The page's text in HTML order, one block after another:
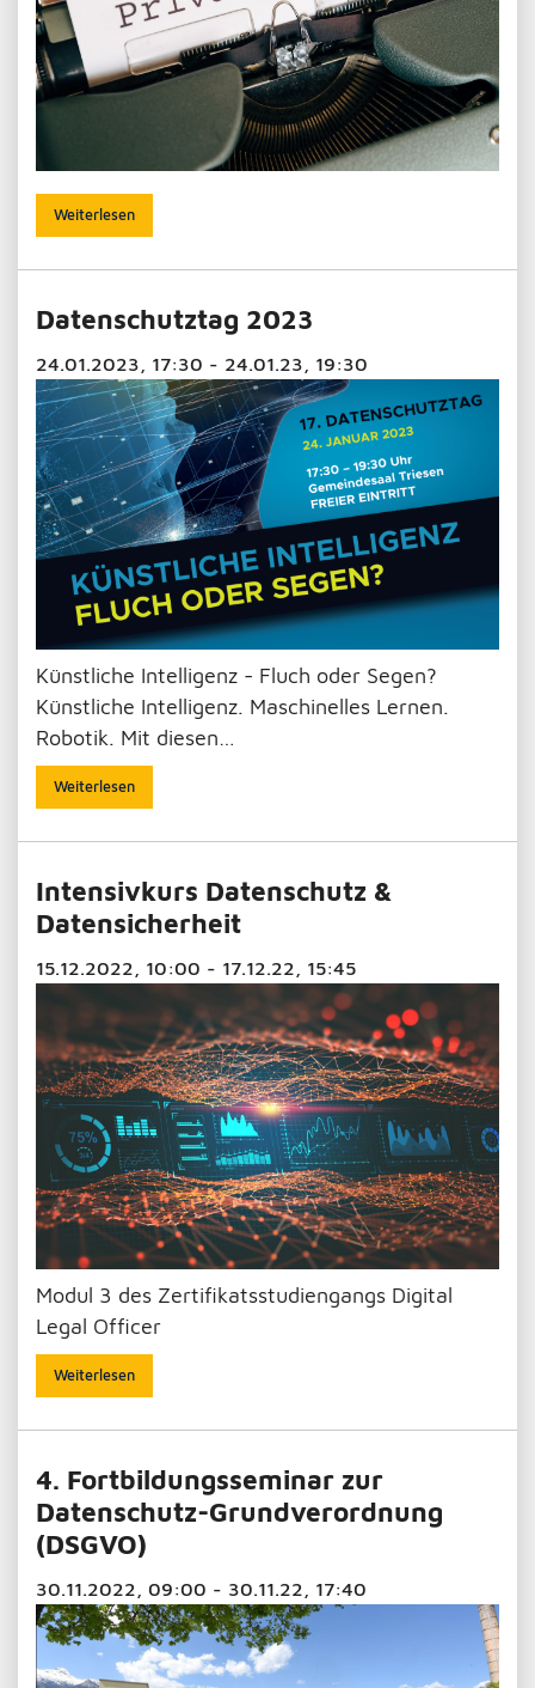
Weiterlesen
Datenschutztag 2023
24.01.2023, 17:30 - 24.01.23, 19:30
Künstliche Intelligenz - Fluch oder Segen?
Künstliche Intelligenz. Maschinelles Lernen.
Robotik. Mit diesen…
Weiterlesen
Intensivkurs Datenschutz &
Datensicherheit
15.12.2022, 10:00 - 17.12.22, 15:45
Modul 3 des Zertifikatsstudiengangs Digital
Legal Officer
Weiterlesen
4. Fortbildungsseminar zur
Datenschutz-Grundverordnung
(DSGVO)
30.11.2022, 09:00 - 30.11.22, 17:40